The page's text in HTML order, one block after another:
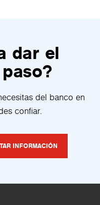
dar el
del banco en
confiar.
INFORMACIÓN